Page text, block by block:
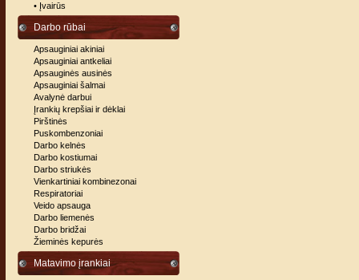
• Įvairūs
Darbo rūbai
Apsauginiai akiniai
Apsauginiai antkeliai
Apsauginės ausinės
Apsauginiai šalmai
Avalynė darbui
Įrankių krepšiai ir dėklai
Pirštinės
Puskombenzoniai
Darbo kelnės
Darbo kostiumai
Darbo striukės
Vienkartiniai kombinezonai
Respiratoriai
Veido apsauga
Darbo liemenės
Darbo bridžai
Žieminės kepurės
Matavimo įrankiai